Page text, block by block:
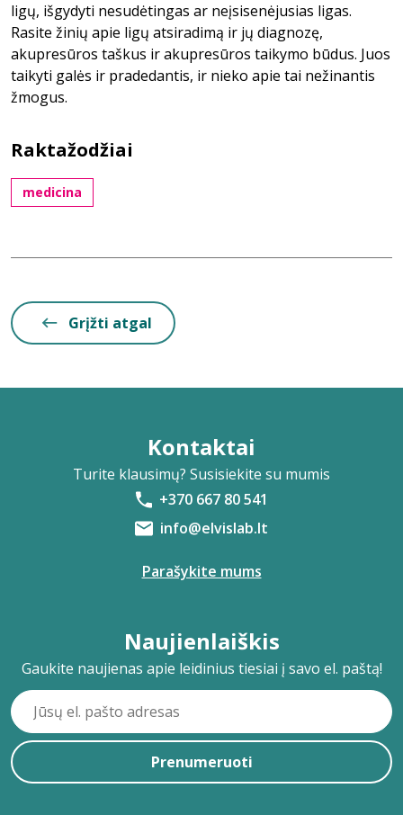
ligų, išgydyti nesudėtingas ar neįsisenėjusias ligas.
Rasite žinių apie ligų atsiradimą ir jų diagnozę,
akupresūros taškus ir akupresūros taikymo būdus. Juos
taikyti galės ir pradedantis, ir nieko apie tai nežinantis
žmogus.
Raktažodžiai
medicina
Grįžti atgal
Kontaktai
Turite klausimų? Susisiekite su mumis
+370 667 80 541
info@elvislab.lt
Parašykite mums
Naujienlaiškis
Gaukite naujienas apie leidinius tiesiai į savo el. paštą!
Prenumeruoti